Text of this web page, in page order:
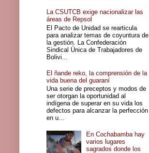
La CSUTCB exige nacionalizar las
áreas de Repsol
El Pacto de Unidad se rearticula
para analizar temas de coyuntura de
la gestión. La Confederación
Sindical Única de Trabajadores de
Bolivi...
El ñande reko, la comprensión de la
vida buena del guaraní
Una serie de preceptos y modos de
ser otorgan la oportunidad al
indígena de superar en su vida los
defectos para alcanzar la perfección
en u...
En Cochabamba hay
varios lugares
sagrados donde los